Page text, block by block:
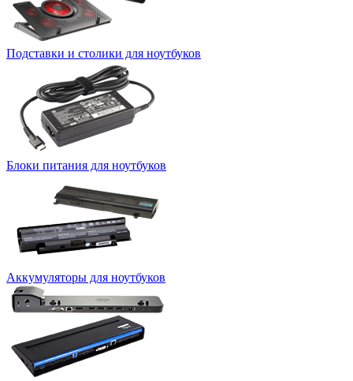
Подставки и столики для ноутбуков
Блоки питания для ноутбуков
Аккумуляторы для ноутбуков